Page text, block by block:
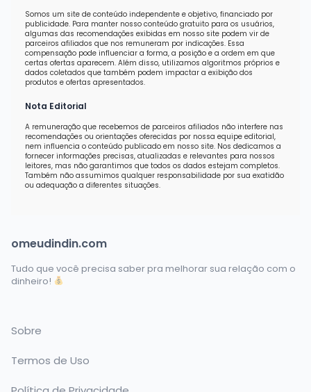
Somos um site de conteúdo independente e objetivo, financiado por
publicidade. Para manter nosso conteúdo gratuito para os usuários,
algumas das recomendações exibidas em nosso site podem vir de
parceiros afiliados que nos remuneram por indicações. Essa
compensação pode influenciar a forma, a posição e a ordem em que
certas ofertas aparecem. Além disso, utilizamos algoritmos próprios e
dados coletados que também podem impactar a exibição dos
produtos e ofertas apresentados.
Nota Editorial
A remuneração que recebemos de parceiros afiliados não interfere nas
recomendações ou orientações oferecidas por nossa equipe editorial,
nem influencia o conteúdo publicado em nosso site. Nos dedicamos a
fornecer informações precisas, atualizadas e relevantes para nossos
leitores, mas não garantimos que todos os dados estejam completos.
Também não assumimos qualquer responsabilidade por sua exatidão
ou adequação a diferentes situações.
omeudindin.com
Tudo que você precisa saber pra melhorar sua relação com o
dinheiro!
Sobre
Termos de Uso